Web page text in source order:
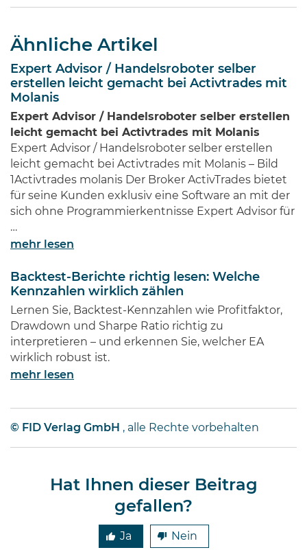
zu den Bedeutendsten. Namen
Bill Gates von Microsoft dürften
jedem Investor geläufig sein.
Diese Männer haben Imperien
Millionen von Anlegern auf der
ganzen Welt …
Ähnliche Artikel
Expert Advisor / Handelsroboter selber
erstellen leicht gemacht bei Activtrades mit
Molanis
Expert Advisor / Handelsroboter selber erstellen
leicht gemacht bei Activtrades mit Molanis
Expert Advisor / Handelsroboter selber erstellen
leicht gemacht bei Activtrades mit Molanis – Bild
1Activtrades molanis Der Broker ActivTrades bietet
für seine Kunden exklusiv eine Software an mit der
sich ohne Programmierkentnisse Expert Advisor für
…
mehr lesen
Backtest-Berichte richtig lesen: Welche
Kennzahlen wirklich zählen
Lernen Sie, Backtest-Kennzahlen wie Profitfaktor,
Drawdown und Sharpe Ratio richtig zu
interpretieren – und erkennen Sie, welcher EA
wirklich robust ist.
mehr lesen
© FID Verlag GmbH , alle Rechte vorbehalten
Hat Ihnen dieser Beitrag
gefallen?
Ja Nein